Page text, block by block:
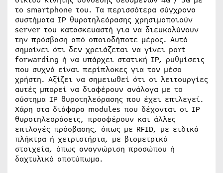
το smartphone του. Τα περισσότερα σύγχρονα
συστήματα IP θυροτηλεόρασης χρησιμοποιούν
server του κατασκευαστή για να διευκολύνουν
την πρόσβαση από οποιοδήποτε μέρος. Αυτό
σημαίνει ότι δεν χρειάζεται να γίνει port
forwarding ή να υπάρχει στατική IP, ρυθμίσεις
που συχνά είναι περίπλοκες για τον μέσο
χρήστη. Αξίζει να σημειωθεί ότι οι λειτουργίες
αυτές μπορεί να διαφέρουν ανάλογα με το
σύστημα IP θυροτηλεόρασης που έχει επιλεγεί.
Χάρη στα διάφορα modules που δέχονται οι IP
θυροτηλεοράσεις, προσφέρουν και άλλες
επιλογές πρόσβασης, όπως με RFID, με ειδικά
πλήκτρα ή χειριστήρια, με βιομετρικά
στοιχεία, όπως αναγνώριση προσώπου ή
δαχτυλικό αποτύπωμα.